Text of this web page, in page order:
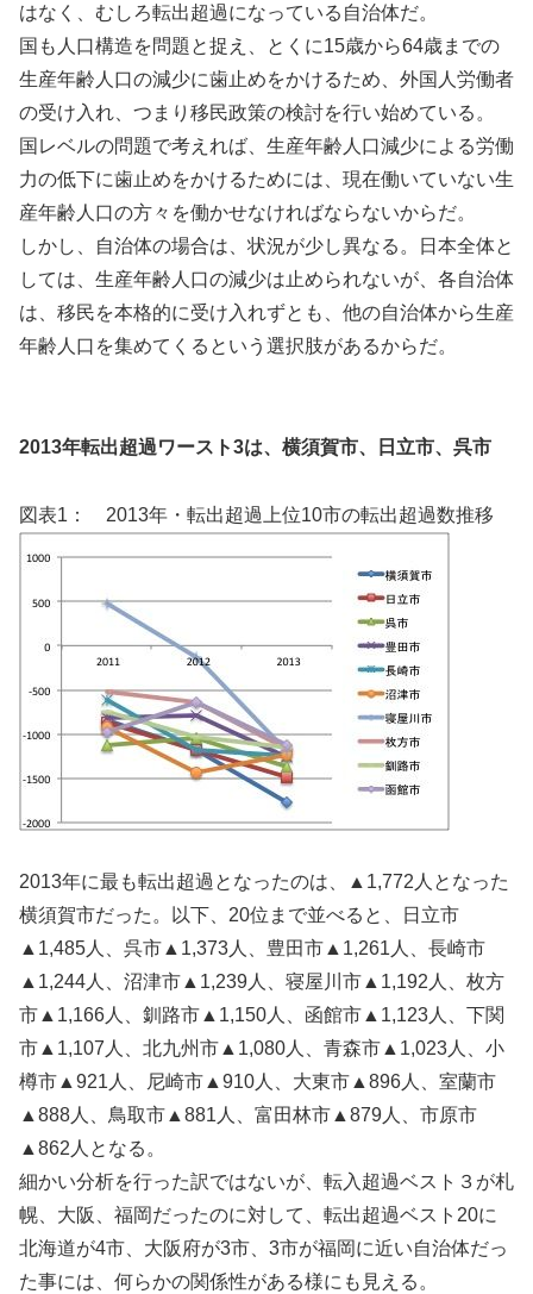
はなく、むしろ転出超過になっている自治体だ。
国も人口構造を問題と捉え、とくに15歳から64歳までの
生産年齢人口の減少に歯止めをかけるため、外国人労働者
の受け入れ、つまり移民政策の検討を行い始めている。
国レベルの問題で考えれば、生産年齢人口減少による労働
力の低下に歯止めをかけるためには、現在働いていない生
産年齢人口の方々を働かせなければならないからだ。
しかし、自治体の場合は、状況が少し異なる。日本全体と
しては、生産年齢人口の減少は止められないが、各自治体
は、移民を本格的に受け入れずとも、他の自治体から生産
年齢人口を集めてくるという選択肢があるからだ。
2013年転出超過ワースト3は、横須賀市、日立市、呉市
図表1： 2013年・転出超過上位10市の転出超過数推移
2013年に最も転出超過となったのは、▲1,772人となった
横須賀市だった。以下、20位まで並べると、日立市
▲1,485人、呉市▲1,373人、豊田市▲1,261人、長崎市
▲1,244人、沼津市▲1,239人、寝屋川市▲1,192人、枚方
市▲1,166人、釧路市▲1,150人、函館市▲1,123人、下関
市▲1,107人、北九州市▲1,080人、青森市▲1,023人、小
樽市▲921人、尼崎市▲910人、大東市▲896人、室蘭市
▲888人、鳥取市▲881人、富田林市▲879人、市原市
▲862人となる。
細かい分析を行った訳ではないが、転入超過ベスト３が札
幌、大阪、福岡だったのに対して、転出超過ベスト20に
北海道が4市、大阪府が3市、3市が福岡に近い自治体だっ
た事には、何らかの関係性がある様にも見える。